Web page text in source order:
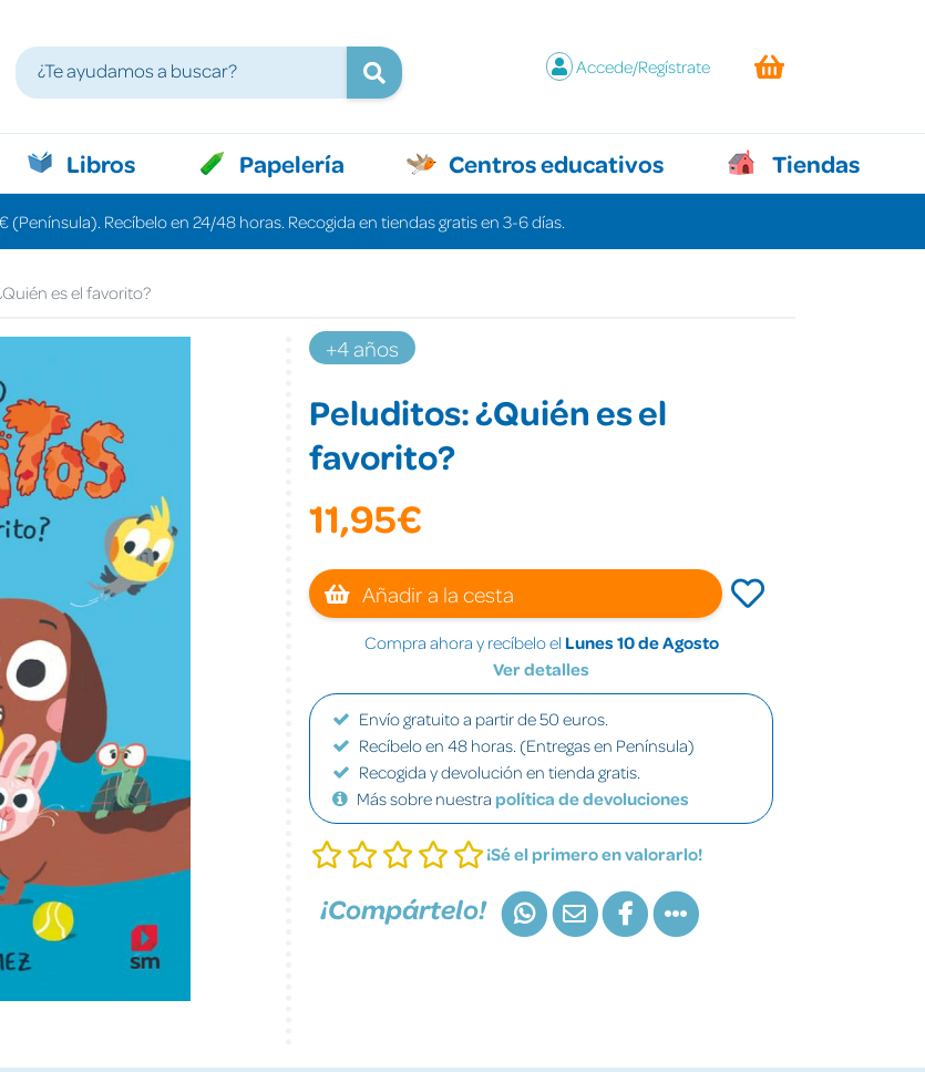
Accede/Regístrate
Libros Papelería Centros educativos Tiendas
(Península). Recíbelo en 24/48 horas. Recogida en tiendas gratis en 3-6 días.
es el favorito?
+4 años
Peluditos: ¿Quién es el
favorito?
11,95€
Añadir a la cesta
Compra ahora y recíbelo el Lunes 10 de Agosto
Ver detalles
Envío gratuito a partir de 50 euros.
Recíbelo en 48 horas. (Entregas en Península)
Recogida y devolución en tienda gratis.
Más sobre nuestra política de devoluciones
¡Sé el primero en valorarlo!
¡Compártelo!